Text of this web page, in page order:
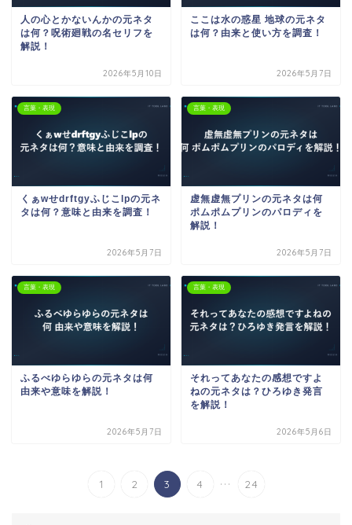
人の心とかないんかの元ネタ
は何？呪術廻戦の名セリフを
解説！
2026年5月10日
ここは水の惑星 地球の元ネタ
は何？由来と使い方を調査！
2026年5月7日
言葉・表現
くぁwせdrftgyふじこlpの元ネ
タは何？意味と由来を調査！
2026年5月7日
言葉・表現
虚無虚無プリンの元ネタは何
ポムポムプリンのパロディを
解説！
2026年5月7日
言葉・表現
ふるべゆらゆらの元ネタは何
由来や意味を解説！
2026年5月7日
言葉・表現
それってあなたの感想ですよ
ねの元ネタは？ひろゆき発言
を解説！
2026年5月6日
1 2 3 4 ... 24